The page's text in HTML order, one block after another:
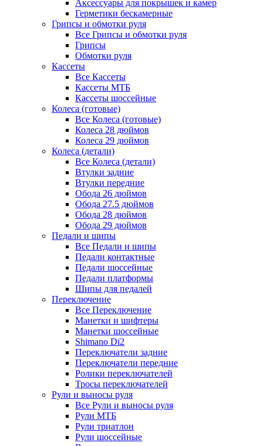
Аксессуары для покрышек и камер
Герметики бескамерные
Грипсы и обмотки руля
Все Грипсы и обмотки руля
Грипсы
Обмотки руля
Кассеты
Все Кассеты
Кассеты МТБ
Кассеты шоссейные
Колеса (готовые)
Все Колеса (готовые)
Колеса 28 дюймов
Колеса 29 дюймов
Колеса (детали)
Все Колеса (детали)
Втулки задние
Втулки передние
Обода 26 дюймов
Обода 27.5 дюймов
Обода 28 дюймов
Обода 29 дюймов
Педали и шипы
Все Педали и шипы
Педали контактные
Педали шоссейные
Педали платформы
Шипы для педалей
Переключение
Все Переключение
Манетки и шифтеры
Манетки шоссейные
Shimano Di2
Переключатели задние
Переключатели передние
Ролики переключателей
Тросы переключателей
Рули и выносы руля
Все Рули и выносы руля
Рули МТБ
Рули триатлон
Рули шоссейные